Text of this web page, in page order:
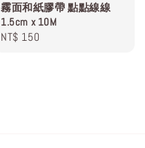
霧面和紙膠帶 點點線線
1.5cm x 10M
Regular
NT$ 150